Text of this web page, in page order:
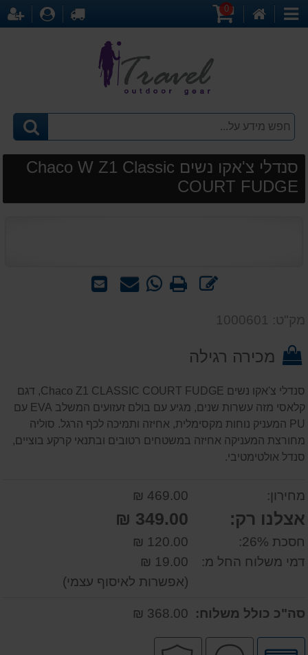
קטגוריות
0
לקופה
סנדלי צ'אקו נשים Chaco W Z1 Classic
COURT FUDGE
שלח
שאל WhatsApp
הדפס
מק"ט: 1000601
מכירה רגילה
סנדלי צ'אקו נשים Chaco Z1 CLASSIC COURT FUDGE, דגם
קלאסי מזה עשרות שנים, מגיע עם בולם זעזועים המשלב EVA עם
PU המעניק נוחות מקסימלית, אחיזה ותמיכה לכף הרגל. סוליה
מחורצת המעניקה אחיזה במשטחים רטובים ובתנאי קרקע בוציים,
סנדל אולטימטיבי.
מחירון: 469.00 ₪
אצלנו רק: 349.00 ₪
חסכת 26%:
120.00 ₪
דמי משלוח החל מ:
19.00 ₪
(אפשרות לאיסוף עצמי)
סה"כ כולל משלוח: 368.00 ₪
לחץ
שירות